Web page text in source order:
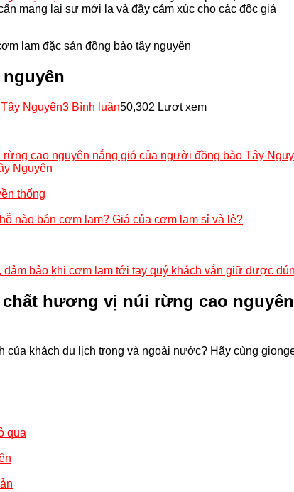
mang lại sự mới lạ và đầy cảm xúc cho các độc giả
lam đặc sản đồng bào tây nguyên
Nguyên3 Bình luận50,302 Lượt xem
cao nguyên nắng gió của người đồng bào Tây
Nguyên
thống
nào bán cơm lam? Giá của cơm lam sỉ và lẻ?
bảo khi cơm lam tới tay quý khách vẫn giữ được
hương vị núi rừng cao
khách du lịch trong và ngoài nước? Hãy cùng
qua